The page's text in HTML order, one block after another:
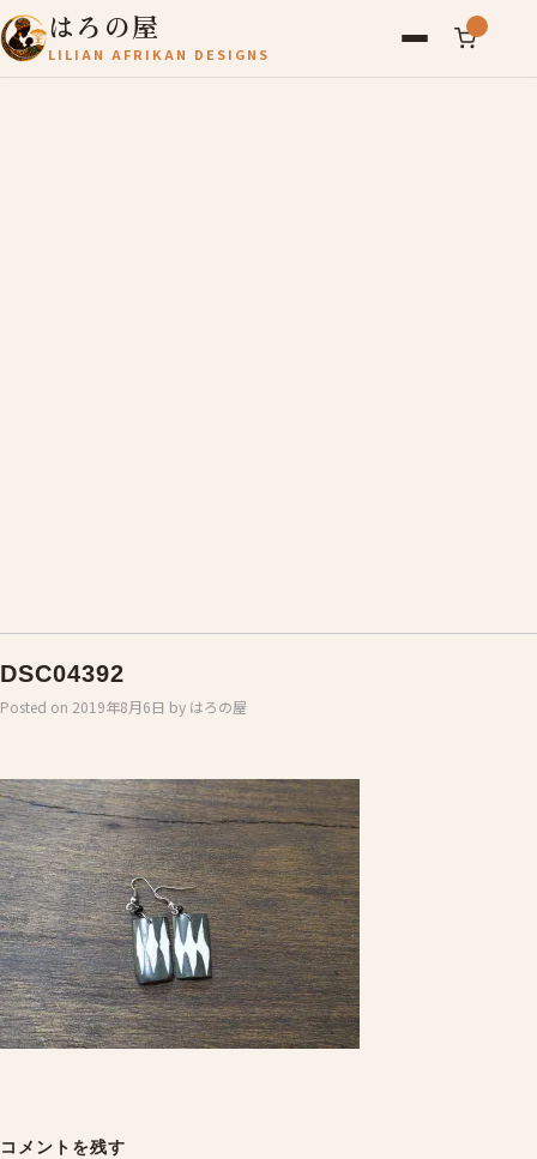
はろの屋
LILIAN AFRIKAN DESIGNS
DSC04392
Posted on 2019年8月6日 by はろの屋
navigation
コメントを残す